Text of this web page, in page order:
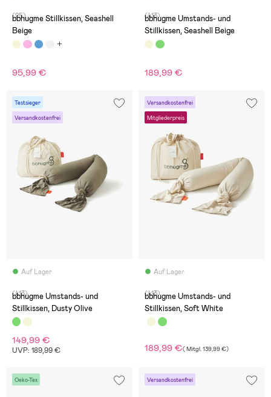
(25)
bbhugme Stillkissen, Seashell
Beige
95,99 €
(413)
bbhugme Umstands- und
Stillkissen, Seashell Beige
189,99 €
Testsieger
Versandkostenfrei
Auf Lager
(413)
bbhugme Umstands- und
Stillkissen, Dusty Olive
149,99 €
UVP: 189,99 €
Versandkostenfrei
Mitgliederpreis
Auf Lager
(413)
bbhugme Umstands- und
Stillkissen, Soft White
189,99 €(Mitgl.139,99 €)
Oeko-Tex Versandkostenfrei